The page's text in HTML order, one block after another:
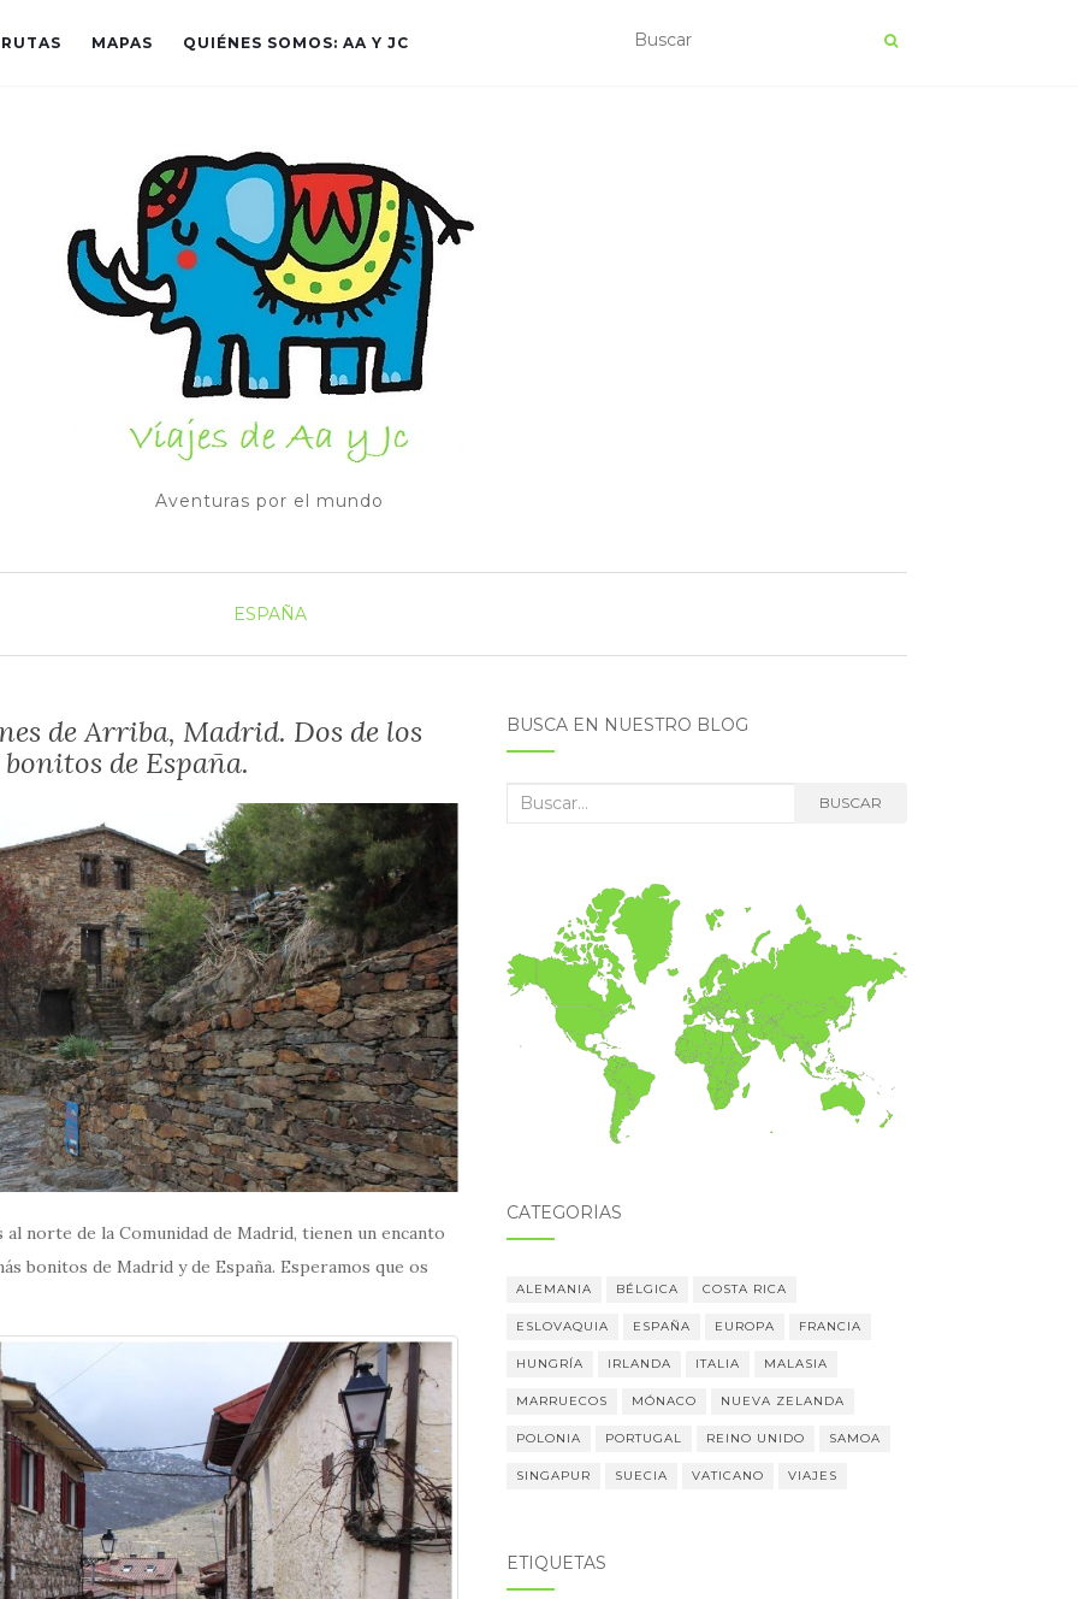
RUTAS MAPAS QUIÉNES SOMOS: AA Y JC
Aventuras por el mundo
ESPAÑA
de Arriba, Madrid. Dos de los
de España.
norte de la Comunidad de Madrid, tienen un encanto
bonitos de Madrid y de España. Esperamos que os
BUSCA EN NUESTRO BLOG
Buscar: BUSCAR
CATEGORÍAS
ALEMANIA BÉLGICA COSTA RICA
ESLOVAQUIA ESPAÑA EUROPA FRANCIA
HUNGRÍA IRLANDA ITALIA MALASIA
MARRUECOS MÓNACO NUEVA ZELANDA
POLONIA PORTUGAL REINO UNIDO SAMOA
SINGAPUR SUECIA VATICANO VIAJES
ETIQUETAS